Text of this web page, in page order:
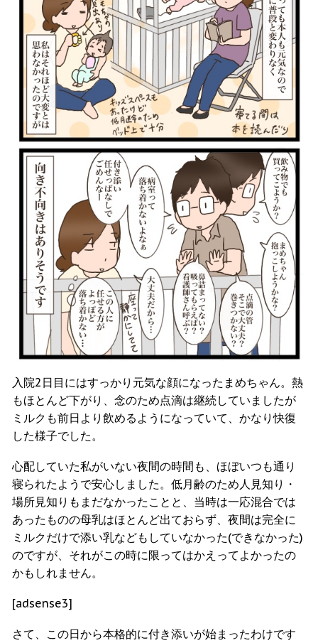
入院2日目にはすっかり元気な顔になったまめちゃん。熱
もほとんど下がり、念のため点滴は継続していましたが
ミルクも前日より飲めるようになっていて、かなり快復
した様子でした。
心配していた私がいない夜間の時間も、ほぼいつも通り
寝られたようで安心しました。低月齢のため人見知り・
場所見知りもまだなかったことと、当時は一応混合では
あったものの母乳はほとんど出ておらず、夜間は完全に
ミルクだけで添い乳などもしていなかった(できなかった)
のですが、それがこの時に限ってはかえってよかったの
かもしれません。
[adsense3]
さて、この日から本格的に付き添いが始まったわけです